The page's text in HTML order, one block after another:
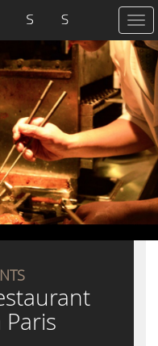
T
o
g
g
l
e
n
a
v
i
g
a
t
Paris